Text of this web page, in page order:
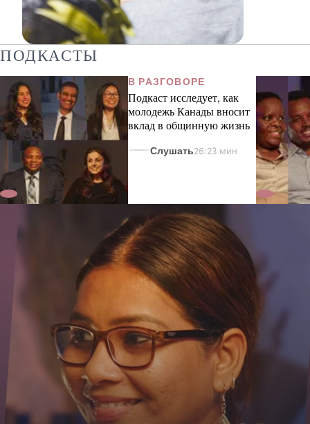
Малайзия: Вожди деревень
переосмысливают лидерство как
служение обществу
00:57 мин
ПОДКАСТЫ
В РАЗГОВОРЕ
Подкаст исследует, как
молодежь Канады вносит
вклад в общинную жизнь
Слушать26:23 мин